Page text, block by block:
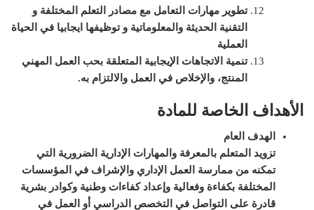
تطوير مهارات التعامل مع مصادر التعلم المختلفة و
التقنية الحديثة والمعلوماتية و توظيفها ايجابيا في الحياة
العملية
تنمية الاتجاهات الإيجابية المتعلقة بحب العمل المهني
المنتج، والإخلاص في العمل والالتزام به.
الأهداف الخاصة للمادة
الهدف العام
تزويد المتعلم بالمعرفة والمهارات الإدارية الضرورية التي
تمكنه من ممارسة العمل الإداري والإشراف في المؤسسات
المختلفة بكفاءة وفعالية وإعداد كفاءات وطنية وكوادر بشرية
قادرة على التواصل في التخصص الدراسي أو العمل في